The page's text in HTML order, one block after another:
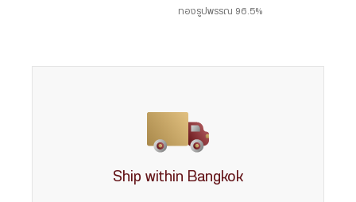
ทองรูปพรรณ 96.5%
Ship within Bangkok